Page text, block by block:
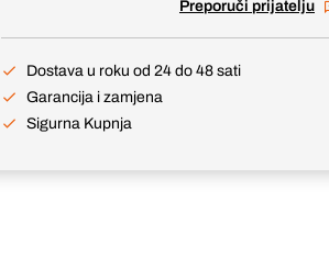
Preporuči prijatelju
Dostava u roku od 24 do 48 sati
Garancija i zamjena
Sigurna Kupnja